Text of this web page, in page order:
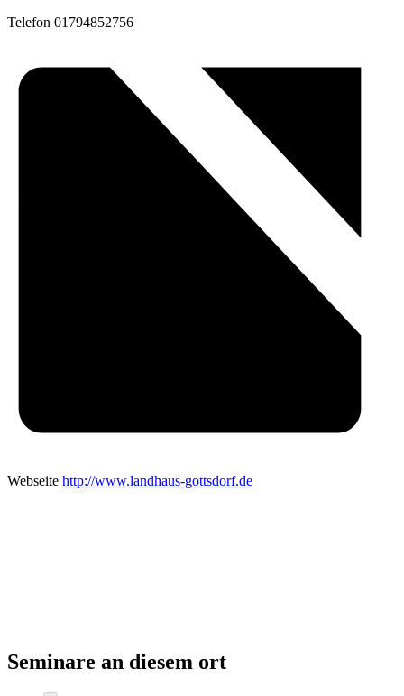
Telefon 01794852756
Webseite http://www.landhaus-gottsdorf.de
Seminare an diesem ort